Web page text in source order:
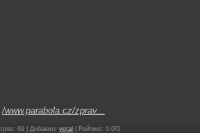
/www.parabola.cz/zprav...
: 69 Добавил: vetal Рейтинг: 0.0/0